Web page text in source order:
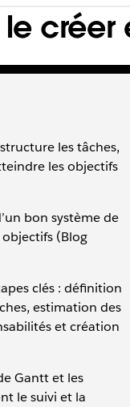
créer
ressources ainsi
les tâches,
les objectifs
bon système de
(Blog
clés : définition
estimation des
et création
Gantt et les
le suivi et la